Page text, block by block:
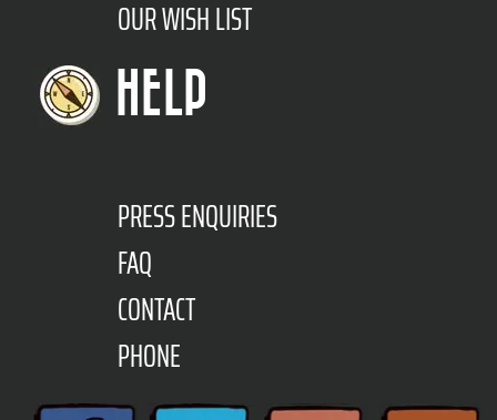
OUR WISH LIST
HELP
PRESS ENQUIRIES
FAQ
CONTACT
PHONE